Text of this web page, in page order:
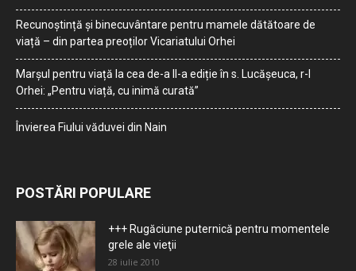
Recunoștință și binecuvântare pentru mamele dătătoare de
viață – din partea preoților Vicariatului Orhei
Marșul pentru viață la cea de-a II-a ediție în s. Lucășeuca, r-l
Orhei: „Pentru viață, cu inimă curată”
Învierea Fiului văduvei din Nain
POSTĂRI POPULARE
+++ Rugăciune puternică pentru momentele
grele ale vieţii
28 iulie 2010